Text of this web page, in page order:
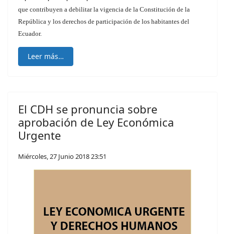
que contribuyen a debilitar la vigencia de la Constitución de la
República y los derechos de participación de los habitantes del
Ecuador.
Leer más…
El CDH se pronuncia sobre
aprobación de Ley Económica
Urgente
Miércoles, 27 Junio 2018 23:51